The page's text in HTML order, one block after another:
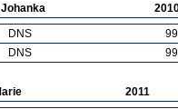
DNS
DNS
2011